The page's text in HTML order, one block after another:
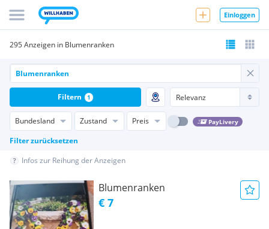
Einloggen
295 Anzeigen in Blumenranken
Bundesland Zustand Preis PayLivery
Filter zurücksetzen
Filtern 1
Infos zur Reihung der Anzeigen
Blumenranken
€ 7